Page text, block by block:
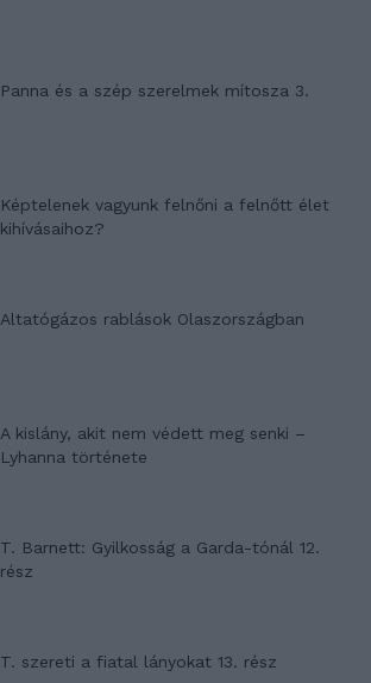
Panna és a szép szerelmek mítosza 3.
Képtelenek vagyunk felnőni a felnőtt élet
kihívásaihoz?
Altatógázos rablások Olaszországban
A kislány, akit nem védett meg senki –
Lyhanna története
T. Barnett: Gyilkosság a Garda-tónál 12.
rész
T. szereti a fiatal lányokat 13. rész